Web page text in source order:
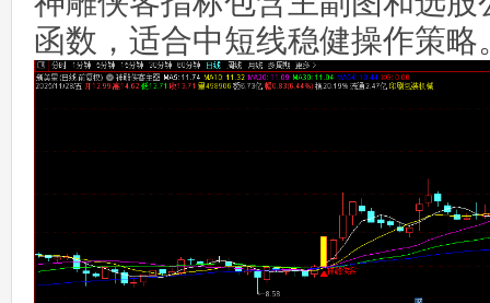
函数，适合中短线稳健操作策略